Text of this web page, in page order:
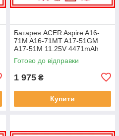
Батарея ACER Aspire A16-
71M A16-71MT A17-51GM
A17-51M 11.25V 4471mAh
ОРИГІНАЛ
Готово до відправки
1 975 ₴
Купити